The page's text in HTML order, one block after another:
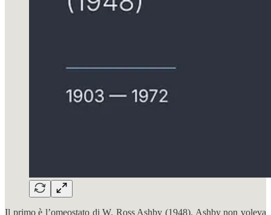
Il primo è l’omeostato di W. Ross Ashby (1948). Ashby non voleva